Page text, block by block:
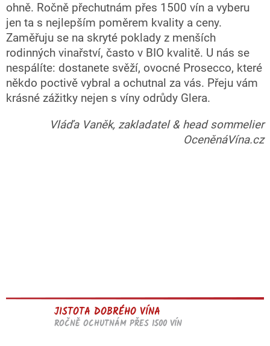
ohně. Ročně přechutnám přes 1500 vín a vyberu
jen ta s nejlepším poměrem kvality a ceny.
Zaměřuju se na skryté poklady z menších
rodinných vinařství, často v BIO kvalitě. U nás se
nespálíte: dostanete svěží, ovocné Prosecco, které
někdo poctivě vybral a ochutnal za vás. Přeju vám
krásné zážitky nejen s víny odrůdy Glera.
Vláďa Vaněk, zakladatel & head sommelier
OceněnáVína.cz
JISTOTA DOBRÉHO VÍNA
ROČNĚ OCHUTNÁM PŘES 1500 VÍN